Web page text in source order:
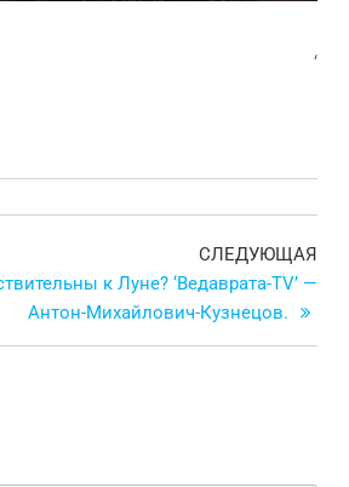
‘
СЛЕДУЮЩАЯ
к Луне? ‘Ведаврата-TV’ —
Антон-Михайлович-Кузнецов.